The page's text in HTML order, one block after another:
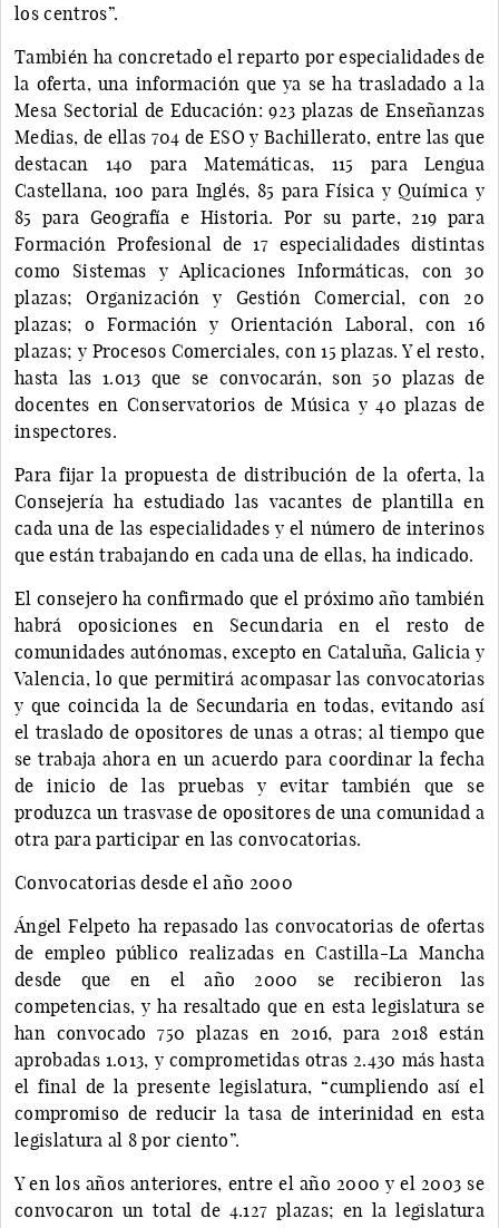
los centros”.
También ha concretado el reparto por especialidades de
la oferta, una información que ya se ha trasladado a la
Mesa Sectorial de Educación: 923 plazas de Enseñanzas
Medias, de ellas 704 de ESO y Bachillerato, entre las que
destacan 140 para Matemáticas, 115 para Lengua
Castellana, 100 para Inglés, 85 para Física y Química y
85 para Geografía e Historia. Por su parte, 219 para
Formación Profesional de 17 especialidades distintas
como Sistemas y Aplicaciones Informáticas, con 30
plazas; Organización y Gestión Comercial, con 20
plazas; o Formación y Orientación Laboral, con 16
plazas; y Procesos Comerciales, con 15 plazas. Y el resto,
hasta las 1.013 que se convocarán, son 50 plazas de
docentes en Conservatorios de Música y 40 plazas de
inspectores.
Para fijar la propuesta de distribución de la oferta, la
Consejería ha estudiado las vacantes de plantilla en
cada una de las especialidades y el número de interinos
que están trabajando en cada una de ellas, ha indicado.
El consejero ha confirmado que el próximo año también
habrá oposiciones en Secundaria en el resto de
comunidades autónomas, excepto en Cataluña, Galicia y
Valencia, lo que permitirá acompasar las convocatorias
y que coincida la de Secundaria en todas, evitando así
el traslado de opositores de unas a otras; al tiempo que
se trabaja ahora en un acuerdo para coordinar la fecha
de inicio de las pruebas y evitar también que se
produzca un trasvase de opositores de una comunidad a
otra para participar en las convocatorias.
Convocatorias desde el año 2000
Ángel Felpeto ha repasado las convocatorias de ofertas
de empleo público realizadas en Castilla-La Mancha
desde que en el año 2000 se recibieron las
competencias, y ha resaltado que en esta legislatura se
han convocado 750 plazas en 2016, para 2018 están
aprobadas 1.013, y comprometidas otras 2.430 más hasta
el final de la presente legislatura, “cumpliendo así el
compromiso de reducir la tasa de interinidad en esta
legislatura al 8 por ciento”.
Y en los años anteriores, entre el año 2000 y el 2003 se
convocaron un total de 4.127 plazas; en la legislatura